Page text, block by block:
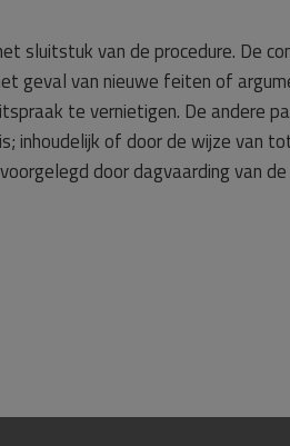
sluitstuk van de procedure. De
geval van nieuwe feiten of
te vernietigen. De andere
inhoudelijk of door de wijze van
door dagvaarding van